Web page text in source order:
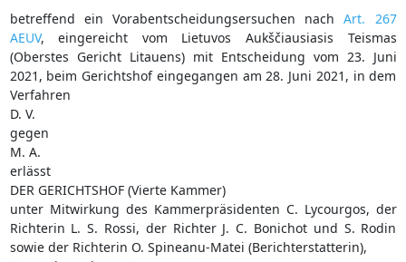
betreffend ein Vorabentscheidungsersuchen nachArt. 267
AEUV, eingereicht vom Lietuvos Aukščiausiasis Teismas
(Oberstes Gericht Litauens) mit Entscheidung vom 23. Juni
2021, beim Gerichtshof eingegangen am 28. Juni 2021, in dem
Verfahren
D. V.
gegen
M. A.
erlässt
DER GERICHTSHOF (Vierte Kammer)
unter Mitwirkung des Kammerpräsidenten C. Lycourgos, der
Richterin L. S. Rossi, der Richter J. C. Bonichot und S. Rodin
sowie der Richterin O. Spineanu-Matei (Berichterstatterin),